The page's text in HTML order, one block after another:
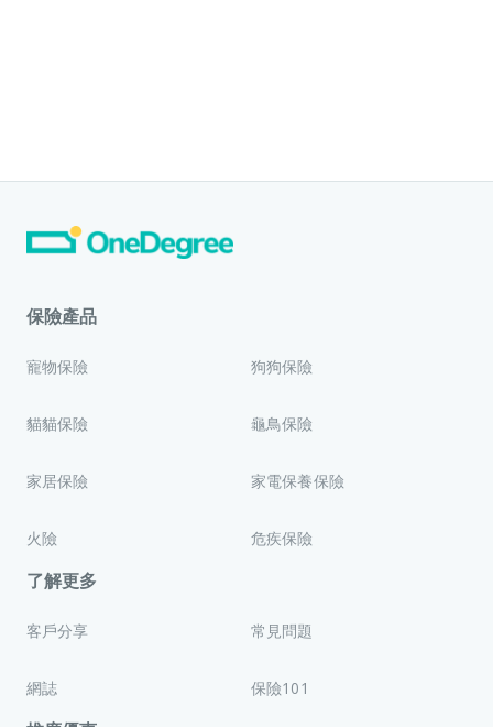
保險產品
寵物保險 狗狗保險
貓貓保險 龜鳥保險
家居保險 家電保養保險
火險 危疾保險
了解更多
客戶分享 常見問題
網誌 保險101